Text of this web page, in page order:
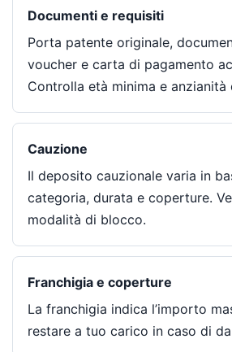
Documenti e requisiti
Porta patente originale,
voucher e carta di pagamento
Controlla età minima e anzianità
Cauzione
Il deposito cauzionale varia in
categoria, durata e coperture.
modalità di blocco.
Franchigia e coperture
La franchigia indica l’importo
restare a tuo carico in caso di